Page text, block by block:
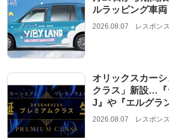
ルラッピング車
2026.08.07 レスポンス
オリックスカー
クラス」新設…『
J』や『エルグラ
2026.08.07 レスポンス